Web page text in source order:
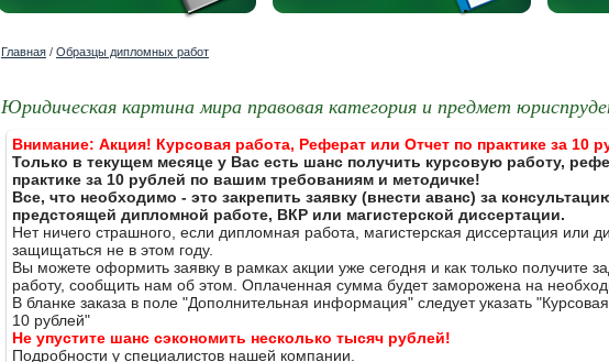
Главная / Образцы дипломных работ
Юридическая картина мира правовая категория и предмет
Внимание: Акция! Курсовая работа, Реферат или Отчет по практике за 10
Только в текущем месяце у Вас есть шанс получить курсовую работу,
практике за 10 рублей по вашим требованиям и методичке!
Все, что необходимо - это закрепить заявку (внести аванс) за
предстоящей дипломной работе, ВКР или магистерской диссертации.
Нет ничего страшного, если дипломная работа, магистерская диссертация или
защищаться не в этом году.
Вы можете оформить заявку в рамках акции уже сегодня и как только получите
работу, сообщить нам об этом. Оплаченная сумма будет заморожена на
В бланке заказа в поле "Дополнительная информация" следует указать
10 рублей"
Не упустите шанс сэкономить несколько тысяч рублей!
Подробности у специалистов нашей компании.